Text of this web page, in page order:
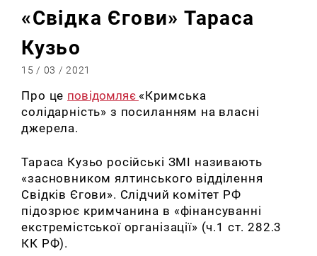
«Свідка Єгови» Тараса
Кузьо
15 / 03 / 2021
Про це повідомляє «Кримська
солідарність» з посиланням на власні
джерела.
Тараса Кузьо російські ЗМІ називають
«засновником ялтинського відділення
Свідків Єгови». Слідчий комітет РФ
підозрює кримчанина в «фінансуванні
екстремістської організації» (ч.1 ст. 282.3
КК РФ).